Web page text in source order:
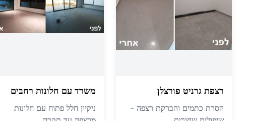
רצפת גרניט פורצלן
הסרת כתמים והברקת רצפה -
משרד עם חלונות רחבים
ניקיון חלל פתוח עם חלונות